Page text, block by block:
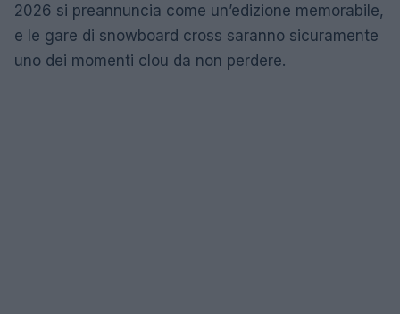
2026 si preannuncia come un’edizione memorabile,
e le gare di snowboard cross saranno sicuramente
uno dei momenti clou da non perdere.